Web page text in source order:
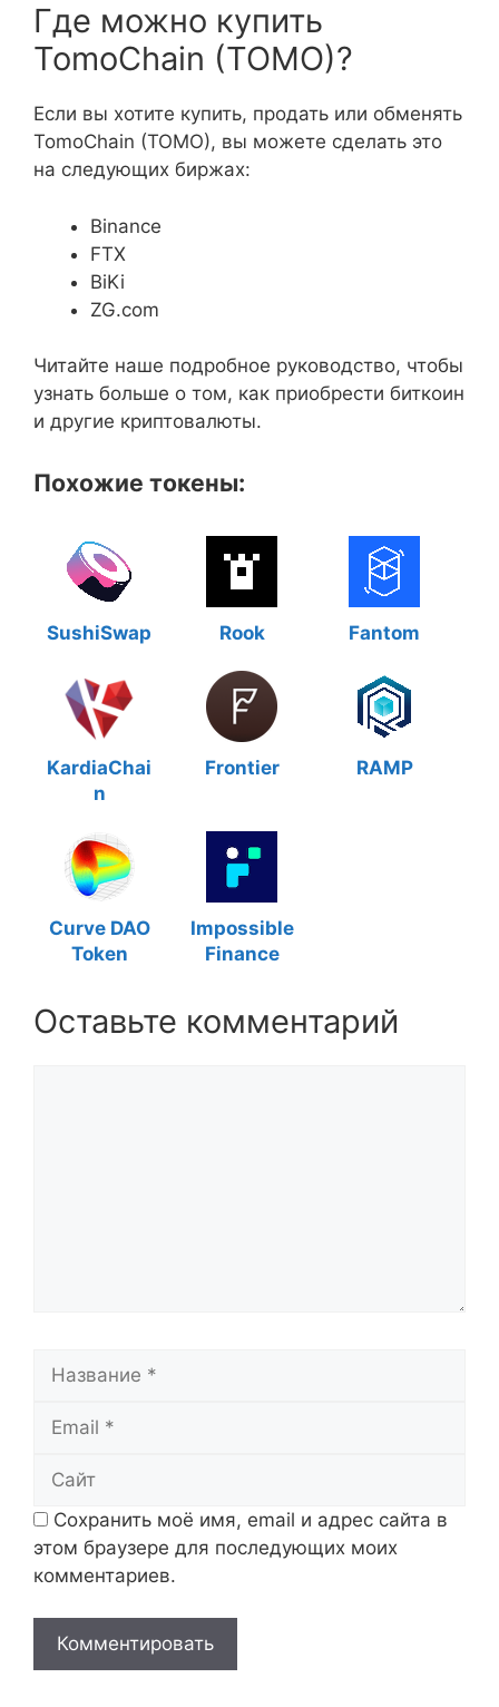
Где можно купить
TomoChain (TOMO)?
Если вы хотите купить, продать или обменять
TomoChain (TOMO), вы можете сделать это
на следующих биржах:
Binance
FTX
BiKi
ZG.com
Читайте наше подробное руководство, чтобы
узнать больше о том, как приобрести биткоин
и другие криптовалюты.
Похожие токены:
SushiSwap Rook Fantom
KardiaChai
n
Frontier RAMP
Curve DAO
Token
Impossible
Finance
Оставьте комментарий
Сохранить моё имя, email и адрес сайта в
этом браузере для последующих моих
комментариев.